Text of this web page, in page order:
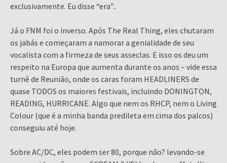
exclusivamente. Eu disse “era”..
Já o FNM foi o inverso. Após The Real Thing, eles chutaram
os jabás e começaram a namorar a genialidade de seu
vocalista com a firmeza de seus asseclas. E isso os deu um
respeito na Europa que aumenta durante os anos – vide essa
turnê de Reunião, onde os caras foram HEADLINERS de
quase TODOS os maiores festivais, incluindo DONINGTON,
READING, HURRICANE. Algo que nem os RHCP, nem o Living
Colour (que é a minha banda predileta em cima dos palcos)
conseguiu até hoje.
Sobre AC/DC, eles podem ser 80, porque não? levando-se